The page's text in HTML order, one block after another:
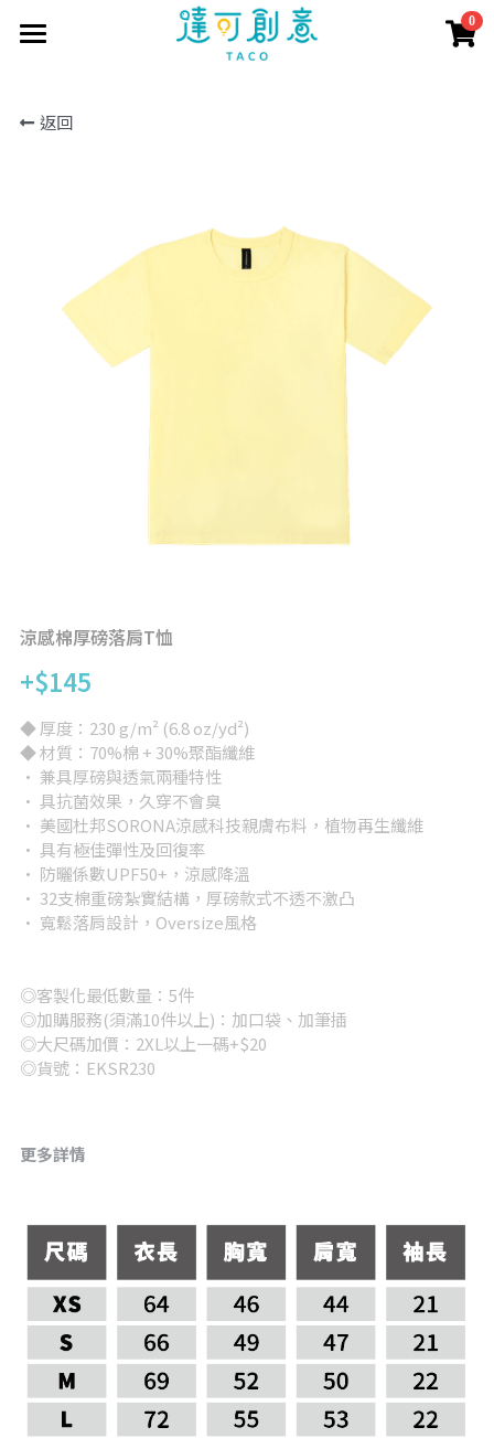
0
訂製資訊
常見問題
長短POLO衫
長袖T恤
帽子
短褲/長褲
兒童/嬰兒
女版
大尺碼專區
其他
所有品項
聯繫我們
報價表單
客戶案例
公司企業
活動團體
完全訂製
商城直購
返回
涼感棉厚磅落肩T恤
+$145
◆ 厚度：230 g/m² (6.8 oz/yd²)
◆ 材質：70%棉 + 30%聚酯纖維
· 兼具厚磅與透氣兩種特性
· 具抗菌效果，久穿不會臭
· 美國杜邦SORONA涼感科技親膚布料，植物再生纖維
· 具有極佳彈性及回復率
· 防曬係數UPF50+，涼感降溫
· 32支棉重磅紮實結構，厚磅款式不透不激凸
· 寬鬆落肩設計，Oversize風格
◎客製化最低數量：5件
◎加購服務(須滿10件以上)：加口袋、加筆插
◎大尺碼加價：2XL以上一碼+$20
◎貨號：EKSR230
更多詳情
×
商品分類
所有商品分類